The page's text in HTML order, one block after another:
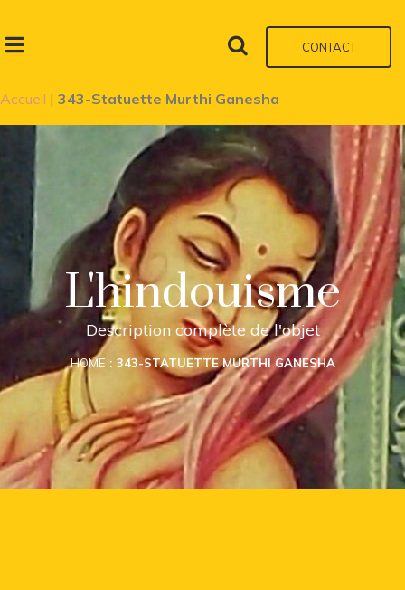
CONTACT
Accueil | 343-Statuette Murthi Ganesha
L'hindouisme
Description complète de l'objet
HOME 343-STATUETTE MURTHI GANESHA